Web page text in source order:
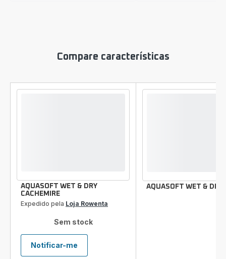
Compare características
Notificar-meAQUASOFT
AQUASOFT WET & DRY
CACHEMIRE
Expedido pela Loja Rowenta
Sem stock
AQUASOFT WET & DRY